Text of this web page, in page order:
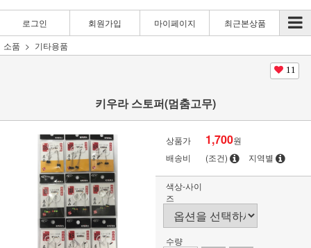
로그인 회원가입 마이페이지
최근본상품
소품
기타용품
11
키우라 스토퍼(멈춤고무)
상품가 1,700원
배송비
(조건) 지역별
색상-사이
즈
수량